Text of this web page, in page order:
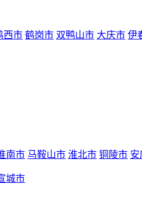
西市 鹤岗市 双鸭山市 大庆市 伊
南市 马鞍山市 淮北市 铜陵市 安
城市